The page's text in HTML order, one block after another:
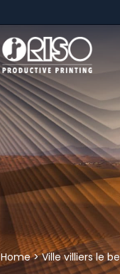
Home>Ville villiers le